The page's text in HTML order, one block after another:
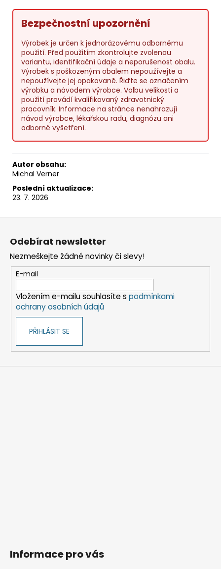
Bezpečnostní upozornění
Výrobek je určen k jednorázovému odbornému
použití. Před použitím zkontrolujte zvolenou
variantu, identifikační údaje a neporušenost obalu.
Výrobek s poškozeným obalem nepoužívejte a
nepoužívejte jej opakovaně. Řiďte se označením
výrobku a návodem výrobce. Volbu velikosti a
použití provádí kvalifikovaný zdravotnický
pracovník. Informace na stránce nenahrazují
návod výrobce, lékařskou radu, diagnózu ani
odborné vyšetření.
Autor obsahu:
Michal Verner
Poslední aktualizace:
23. 7. 2026
Odebírat newsletter
Nezmeškejte žádné novinky či slevy!
E-mail
Vložením e-mailu souhlasíte s podmínkami
ochrany osobních údajů
PŘIHLÁSIT SE
Informace pro vás